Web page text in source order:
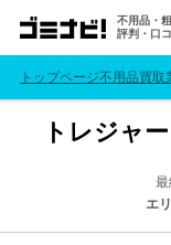
不用品・
評判・口
トップページ不用品買取
トレジャ
最
エ